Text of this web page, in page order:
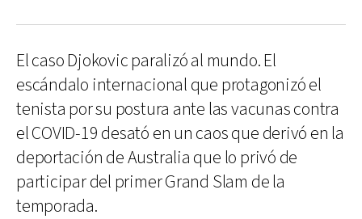
El caso Djokovic paralizó al mundo. El
escándalo internacional que protagonizó el
tenista por su postura ante las vacunas contra
el COVID-19 desató en un caos que derivó en la
deportación de Australia que lo privó de
participar del primer Grand Slam de la
temporada.